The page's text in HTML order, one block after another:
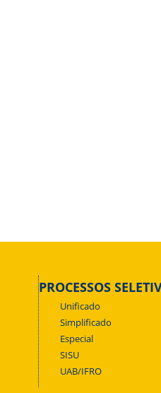
PROCESSOS
Unificado
Simplificado
Especial
SISU
UAB/IFRO